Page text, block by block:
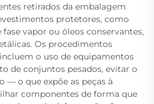
retirados da embalagem
protetores, como
vapor ou óleos conservantes,
Os procedimentos
o uso de equipamentos
de conjuntos pesados, evitar o
o que expõe as peças à
componentes de forma que